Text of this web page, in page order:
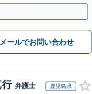
談ください。
メールでお問い合わせ
行 弁護士 鹿児島県